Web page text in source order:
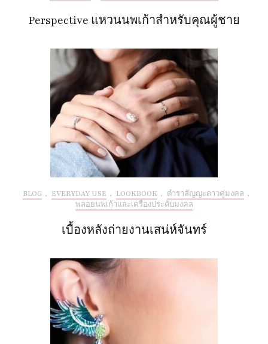
Perspective แหวนนพเก้าสำหรับคุณผู้ชาย
BLOG , EVERYDAY USE , LOOKBOOK , ตำราสัญญะดาวคู่มงคล ,
พลอยนพเก้าและเครื่องประดับมงคล
เบื้องหลังถ่ายงานเสน่ห์จันทร์